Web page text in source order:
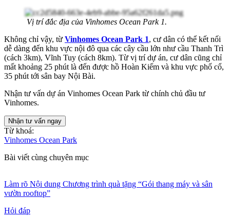
Vị trí đắc địa của Vinhomes Ocean Park 1.
Không chỉ vậy, từ Vinhomes Ocean Park 1, cư dân có thể kết nối
dễ dàng đến khu vực nội đô qua các cây cầu lớn như cầu Thanh Trì
(cách 3km), Vĩnh Tuy (cách 8km). Từ vị trí dự án, cư dân cũng chỉ
mất khoảng 25 phút là đến được hồ Hoàn Kiếm và khu vực phố cổ,
35 phút tới sân bay Nội Bài.
Nhận tư vấn dự án Vinhomes Ocean Park từ chính chủ đầu tư
Vinhomes.
Nhận tư vấn ngay
Từ khoá:
Vinhomes Ocean Park
Bài viết cùng chuyên mục
Làm rõ Nội dung Chương trình quà tặng “Gói thang máy và sân
vườn rooftop”
Hỏi đáp